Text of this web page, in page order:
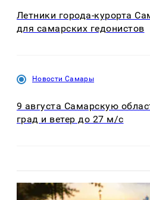
Летники города-курорта
для самарских гедонистов
Новости Самары
9 августа Самарскую
град и ветер до 27 м/с